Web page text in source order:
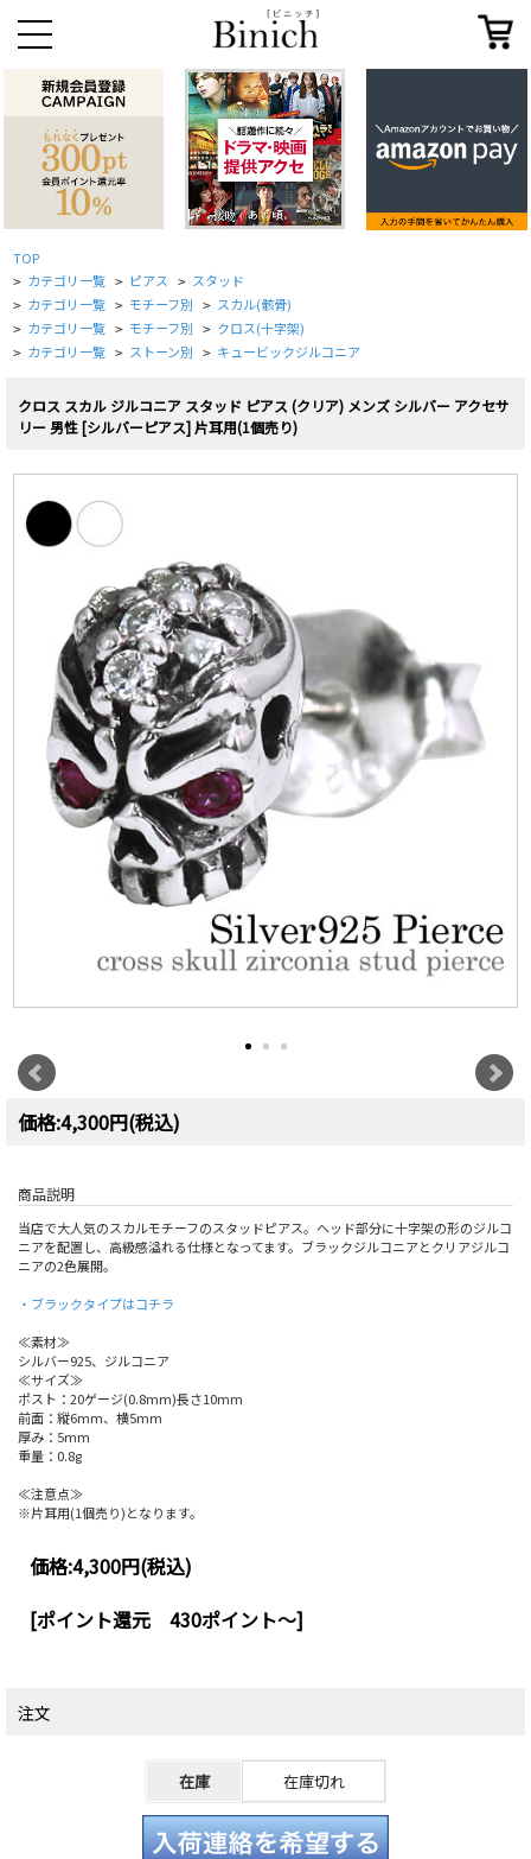
TOP
> カテゴリ一覧 > ピアス > スタッド
> カテゴリ一覧 > モチーフ別 > スカル(骸骨)
> カテゴリ一覧 > モチーフ別 > クロス(十字架)
> カテゴリ一覧 > ストーン別 > キュービックジルコニア
クロス スカル ジルコニア スタッド ピアス (クリア) メンズ シルバー アクセサ
リー 男性 [シルバーピアス] 片耳用(1個売り)
価格:4,300円(税込)
商品説明
当店で大人気のスカルモチーフのスタッドピアス。ヘッド部分に十字架の形のジルコ
ニアを配置し、高級感溢れる仕様となってます。ブラックジルコニアとクリアジルコ
ニアの2色展開。
・ブラックタイプはコチラ
≪素材≫
シルバー925、ジルコニア
≪サイズ≫
ポスト：20ゲージ(0.8mm)長さ10mm
前面：縦6mm、横5mm
厚み：5mm
重量：0.8g
≪注意点≫
※片耳用(1個売り)となります。
価格:4,300円(税込)
[ポイント還元 430ポイント～]
注文
在庫 在庫切れ